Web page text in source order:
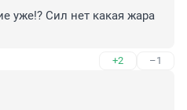
уже!? Сил нет какая жара
+2 –1